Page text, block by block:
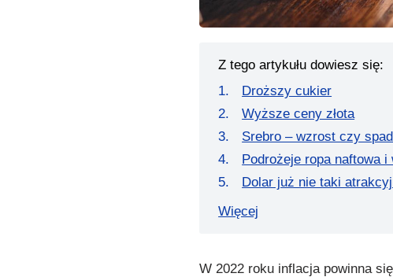
Z tego artykułu dowiesz się:
Droższy cukier
Wyższe ceny złota
Srebro – wzrost czy
Podrożeje ropa naftowa i
Dolar już nie taki
Więcej
W 2022 roku inflacja powinna